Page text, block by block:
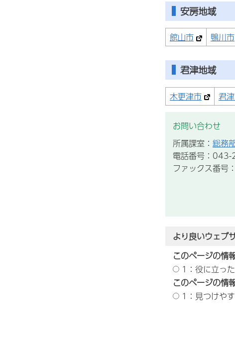
安房地域
館山市 鴨川市
君津地域
木更津市 君
お問い合わせ
所属課室： 総務
電話番号：
ファックス番
より良いウェブ
このページの情
1：役に立った
このページの情
1：見つけや